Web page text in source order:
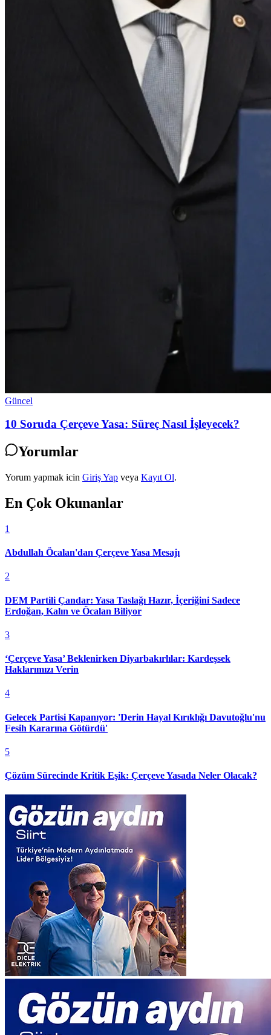
Güncel
10 Soruda Çerçeve Yasa: Süreç Nasıl İşleyecek?
Yorumlar
Yorum yapmak icin Giriş Yap veya Kayıt Ol.
En Çok Okunanlar
1
Abdullah Öcalan'dan Çerçeve Yasa Mesajı
2
DEM Partili Çandar: Yasa Taslağı Hazır, İçeriğini Sadece
Erdoğan, Kalın ve Öcalan Biliyor
3
‘Çerçeve Yasa’ Beklenirken Diyarbakırlılar: Kardeşsek
Haklarımızı Verin
4
Gelecek Partisi Kapanıyor: 'Derin Hayal Kırıklığı Davutoğlu'nu
Fesih Kararına Götürdü'
5
Çözüm Sürecinde Kritik Eşik: Çerçeve Yasada Neler Olacak?